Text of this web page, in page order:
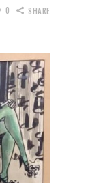
0 SHARE